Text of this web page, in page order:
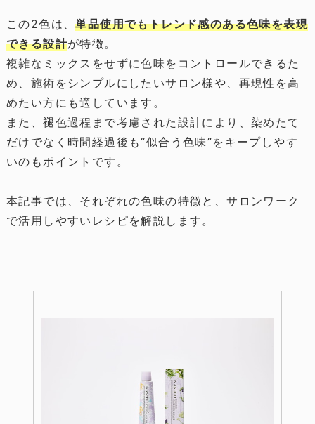
この2色は、単品使用でもトレンド感のある色味を表現
できる設計が特徴。
複雑なミックスをせずに色味をコントロールできるた
め、施術をシンプルにしたいサロン様や、再現性を高
めたい方にも適しています。
また、褪色過程まで考慮された設計により、染めたて
だけでなく時間経過後も“似合う色味”をキープしやす
いのもポイントです。
本記事では、それぞれの色味の特徴と、サロンワーク
で活用しやすいレシピを解説します。